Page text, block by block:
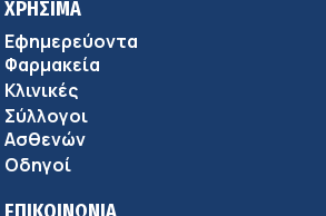
ΧΡΗΣΙΜΑ
Εφημερεύοντα
Φαρμακεία
Κλινικές
Σύλλογοι
Ασθενών
Οδηγοί